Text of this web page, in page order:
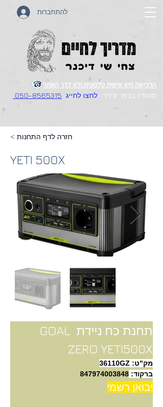
להתחברות
הרכישה היא אישית טלפונית ולא דרך האתר
סטודיו בכפר זרזיר - לחצו לחייג 050-8565315
< חזרה לדף התחנות
YETI 500X
תחנת כח ניידת GOAL
ZERO YETI500X
מק"ט: 36110GZ
ברקוד: 847974003848
יבואן רשמי